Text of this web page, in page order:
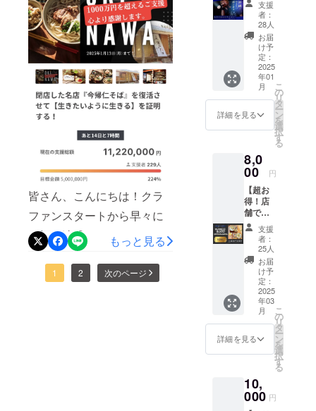
インショップもスタートし
ております。もしよろしけ
れば、覗いてみてくださ
い！↓↓↓今帰仁そばオンラ
インショップ先週、ジャン
グリア沖縄がオープンしま
したね！ネットでは結構評
判悪く書かれていますが、
ボクはジャングリアを応援
していますし、今帰仁そば
としても応援し続けます！
共に沖縄北部を盛り上げて
いく同志として、頑張って
いきたいです。ということ
じりあいながら、これから
も三山哲緒を、ミヤマテツ
オを、みやまてつおを一生
懸命に生きていく。どんな
自分も自分。全てを受け止
めて、抱きしめて、一歩づ
つ前へ進んでいきます。み
んな、いてくれてありがと
う。生きてるってサイ
コー！心からの感謝こめ
て。『ミヤマテツオ冒険
記〜沖縄編〜』まもなくス
タートします！！一緒に冒
険してくれる仲間を探して
で、厨房をフルリノベする
ことに決めたんです。今後
のスケジュールですが、2月
最終週でレセプションパー
ティーを開催予定です。そ
して、3月1.2日はプレオー
プン。3月3日復活新装オー
プン！！この予定で進めて
まいります。また、共にお
店を盛り上げてくれる仲間
を絶賛募集中です！自薦他
薦問いません！ぜひともお
人情報はこちら↓社員求人情
皆さん、こんにちは！クラ
ファンスタートから早々に
目標を達成させていただ
き、セカンドゴールの設定
はせず、コツコツと色んな
もっと見る
1 2 次のページ
ベイサイ
ド、2021年
にはZepp札
幌、2022年
はZepp名古
屋、2023年
にはZepp福
岡のステー
ジに立つ。
代表曲『人
生にイロド
リを。』
は、自身の
人生理念で
あり、会社
の経営理念
でもある。
在、SUNZ
GROUP代表
として6社9
事業を展開
国各地で積
極的にライ
き語り
動画】
感謝の
気持ち
を込め
て、お
礼の
メッ
セージ
動画と
して、
ミヤマ
のオリ
ジナル
曲『生
きて
るって
サイ
コー
（特別
メッ
セージ
付きク
ラファ
ンバー
ジョ
ン）』
をお届
けしま
となり
ます ※
メール
支援
者：
28人
お届
け予
定：
2025
年01
月
詳細を見る
こ
の
リ
タ
ー
ン
を
選
択
す
る
8,0
00 円
【超お
得！店
舗で使
えるお
食事
券】
10,000
円分の
お食事
券を
8,000円
でご購
入頂け
ます。
お得で
す！ ※
限2025
年3月〜
2026年
支援
者：
25人
お届
け予
定：
2025
年03
月
詳細を見る
こ
の
リ
タ
ー
ン
を
選
択
す
る
10,
000 円